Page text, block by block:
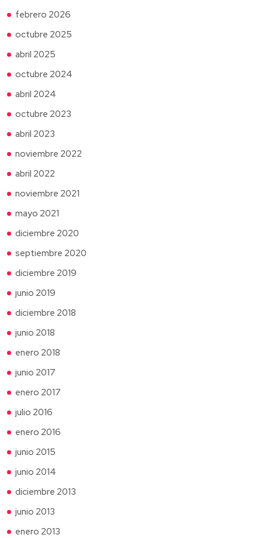
febrero 2026
octubre 2025
abril 2025
octubre 2024
abril 2024
octubre 2023
abril 2023
noviembre 2022
abril 2022
noviembre 2021
mayo 2021
diciembre 2020
septiembre 2020
diciembre 2019
junio 2019
diciembre 2018
junio 2018
enero 2018
junio 2017
enero 2017
julio 2016
enero 2016
junio 2015
junio 2014
diciembre 2013
junio 2013
enero 2013